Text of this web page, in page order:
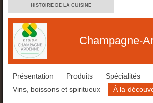
HISTOIRE DE LA CUISINE
Champagne-
Présentation Produits
Spécialités
Vins, boissons et spiritueux
À la